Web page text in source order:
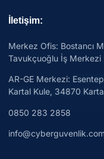
İletişim:
Merkez Ofis: Bostancı
Tavukçuoğlu İş Merkezi
AR-GE Merkezi:
Kartal Kule, 34870
0850 283 2858